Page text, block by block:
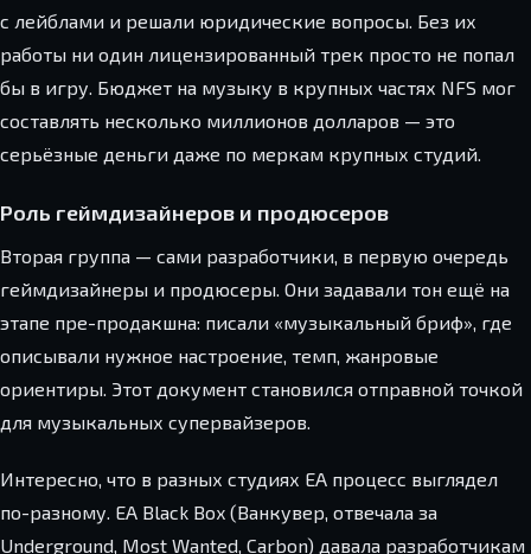
с лейблами и решали юридические вопросы. Без их
работы ни один лицензированный трек просто не попал
бы в игру. Бюджет на музыку в крупных частях NFS мог
составлять несколько миллионов долларов — это
серьёзные деньги даже по меркам крупных студий.
Роль геймдизайнеров и продюсеров
Вторая группа — сами разработчики, в первую очередь
геймдизайнеры и продюсеры. Они задавали тон ещё на
этапе пре-продакшна: писали «музыкальный бриф», где
описывали нужное настроение, темп, жанровые
ориентиры. Этот документ становился отправной точкой
для музыкальных супервайзеров.
Интересно, что в разных студиях EA процесс выглядел
по-разному. EA Black Box (Ванкувер, отвечала за
Underground, Most Wanted, Carbon) давала разработчикам